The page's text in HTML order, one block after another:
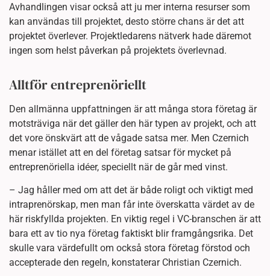
Avhandlingen visar också att ju mer interna resurser som
kan användas till projektet, desto större chans är det att
projektet överlever. Projektledarens nätverk hade däremot
ingen som helst påverkan på projektets överlevnad.
Alltför entreprenöriellt
Den allmänna uppfattningen är att många stora företag är
motsträviga när det gäller den här typen av projekt, och att
det vore önskvärt att de vågade satsa mer. Men Czernich
menar istället att en del företag satsar för mycket på
entreprenöriella idéer, speciellt när de går med vinst.
– Jag håller med om att det är både roligt och viktigt med
intraprenörskap, men man får inte överskatta värdet av de
här riskfyllda projekten. En viktig regel i VC-branschen är att
bara ett av tio nya företag faktiskt blir framgångsrika. Det
skulle vara värdefullt om också stora företag förstod och
accepterade den regeln, konstaterar Christian Czernich.